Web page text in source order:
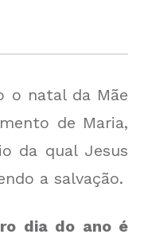
o natal da Mãe
de Maria,
da qual Jesus
a salvação.
dia do ano é